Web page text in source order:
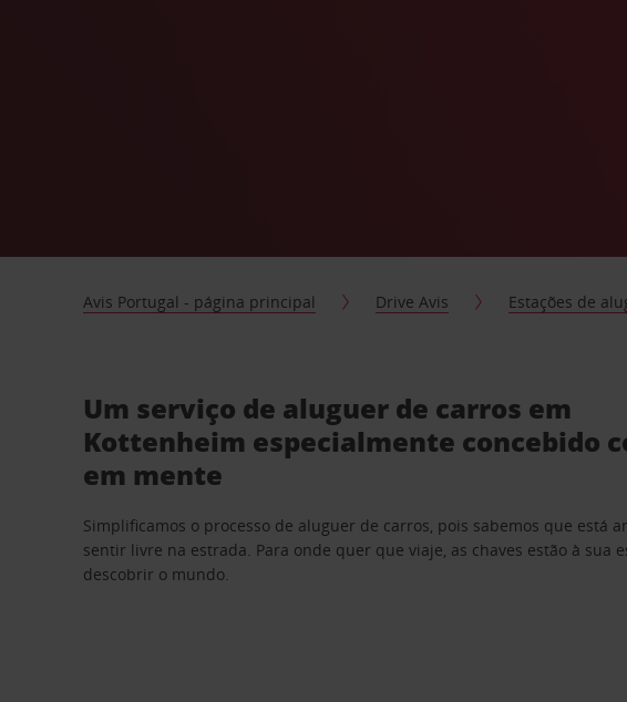
Avis Portugal - página principal Drive Avis Estações de
Um serviço de aluguer de carros em
Kottenheim especialmente concebido
em mente
Simplificamos o processo de aluguer de carros, pois sabemos que está
sentir livre na estrada. Para onde quer que viaje, as chaves estão à sua
descobrir o mundo.